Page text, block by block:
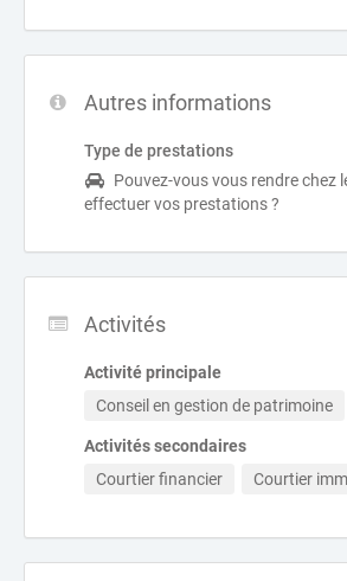
Autres informations
Type de prestations
Pouvez-vous vous rendre chez
effectuer vos prestations ?
Activités
Activité principale
Conseil en gestion de patrimoine
Activités secondaires
Courtier financier
Courtier